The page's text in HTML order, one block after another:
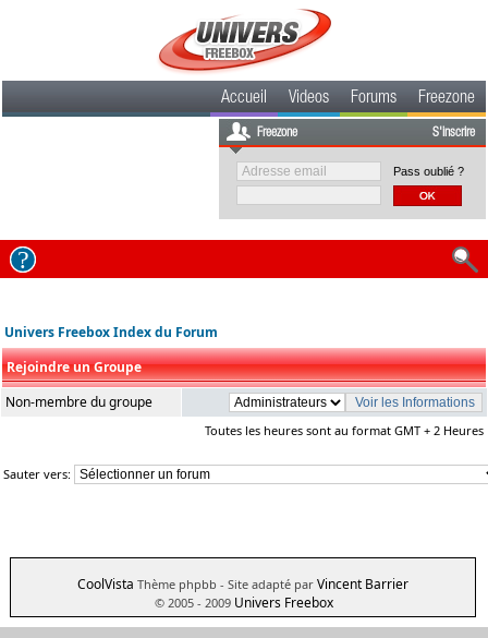
Accueil Videos Forums Freezone
Freezone S'inscrire
Pass oublié ?
Univers Freebox Index du Forum
Rejoindre un Groupe
Non-membre du groupe
Toutes les heures sont au format GMT + 2 Heures
Sauter vers:
CoolVista Thème phpbb - Site adapté par Vincent Barrier
© 2005 - 2009 Univers Freebox